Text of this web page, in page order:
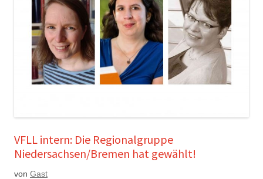
VFLL intern: Die Regionalgruppe
Niedersachsen/Bremen hat gewählt!
von Gast